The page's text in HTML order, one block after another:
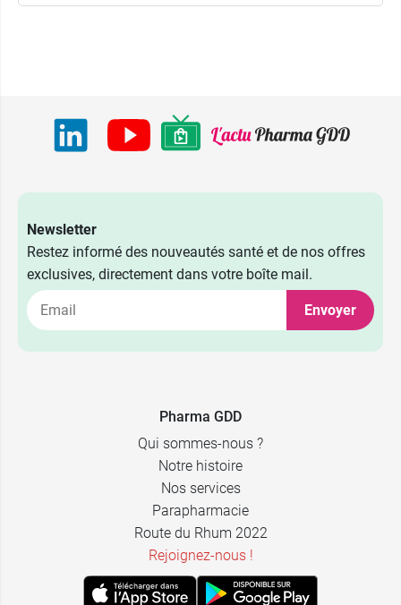
Newsletter
Restez informé des nouveautés santé et de nos offres
exclusives, directement dans votre boîte mail.
Envoyer
Pharma GDD
Qui sommes-nous ?
Notre histoire
Nos services
Parapharmacie
Route du Rhum 2022
Rejoignez-nous !